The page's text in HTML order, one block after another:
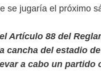
se jugaría el próximo
Artículo 88 del
cancha del estadio
a cabo un partido